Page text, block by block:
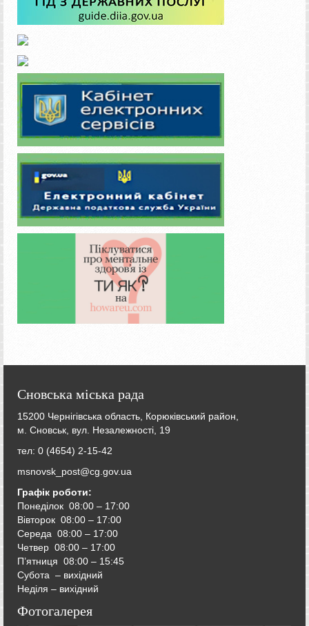
Сновська міська рада
15200 Чернігівська область, Корюківський район,
м. Сновськ, вул. Незалежності, 19
тел: 0 (4654) 2-15-42
msnovsk_post@cg.gov.ua
Графік роботи:
Понеділок 08:00 – 17:00
Вівторок 08:00 – 17:00
Середа 08:00 – 17:00
Четвер 08:00 – 17:00
П’ятниця 08:00 – 15:45
Субота – вихідний
Неділя – вихідний
Фотогалерея